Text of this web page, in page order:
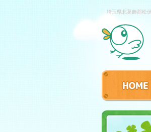
埼玉県北葛飾郡松